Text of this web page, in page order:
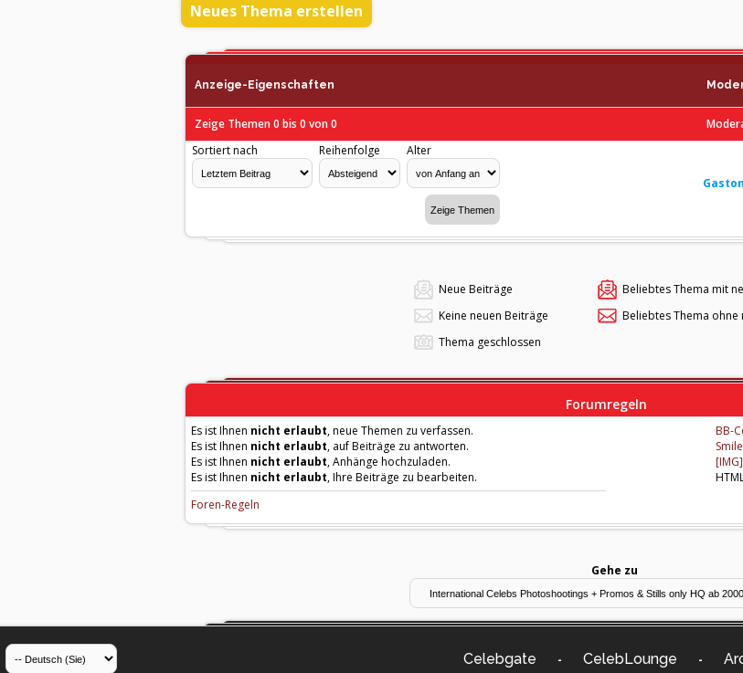
Neues Thema erstellen
Anzeige-Eigenschaften
Zeige Themen 0 bis 0 von 0
Sortiert nach
Reihenfolge Alter
Gaston
Neue Beiträge
Beliebtes Thema mit
Keine neuen Beiträge
Beliebtes Thema ohne
Thema geschlossen
Forumregeln
Es ist Ihnen nicht erlaubt, neue Themen zu verfassen.
Es ist Ihnen nicht erlaubt, auf Beiträge zu antworten.
Es ist Ihnen nicht erlaubt, Anhänge hochzuladen.
Es ist Ihnen nicht erlaubt, Ihre Beiträge zu bearbeiten.
Foren-Regeln
BB-
[IMG]
Gehe zu
Celebgate - CelebLounge -